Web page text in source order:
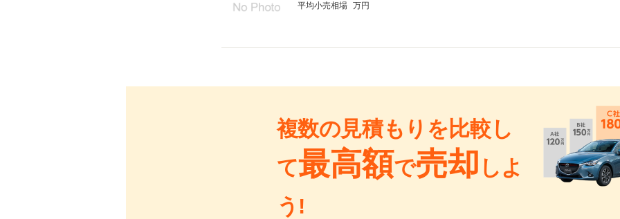
平均小売相場 万円
複数の見積もりを比較し
て最高額で売却 しよ
う!